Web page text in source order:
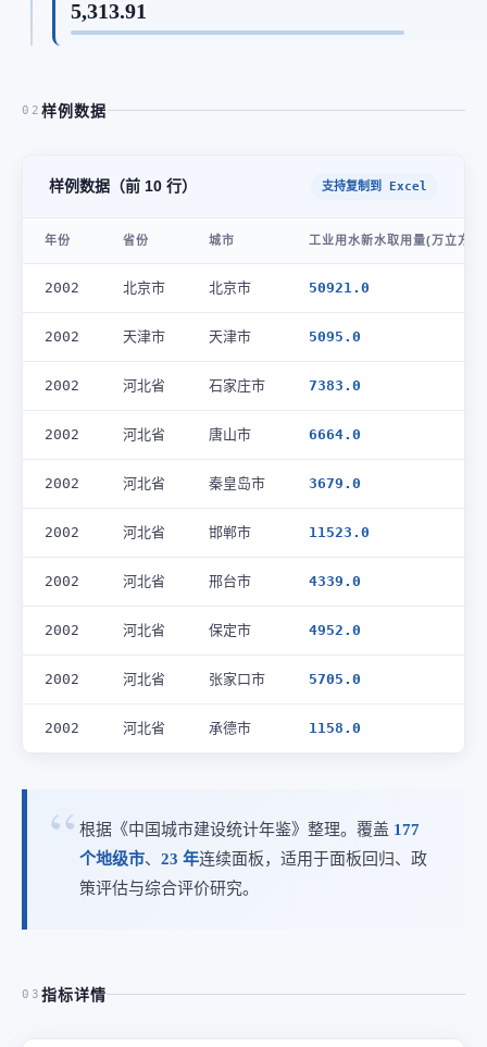
5,313.91
02 样例数据
样例数据（前 10 行） 支持复制到 Excel
年份 省份 城市 工业用水新水取用量(万立方米
2002 北京市 北京市 50921.0
2002 天津市 天津市 5095.0
2002 河北省 石家庄市 7383.0
2002 河北省 唐山市 6664.0
2002 河北省 秦皇岛市 3679.0
2002 河北省 邯郸市 11523.0
2002 河北省 邢台市 4339.0
2002 河北省 保定市 4952.0
2002 河北省 张家口市 5705.0
2002 河北省 承德市 1158.0
根据《中国城市建设统计年鉴》整理。覆盖 177
个地级市、 23 年连续面板，适用于面板回归、政
策评估与综合评价研究。
03 指标详情